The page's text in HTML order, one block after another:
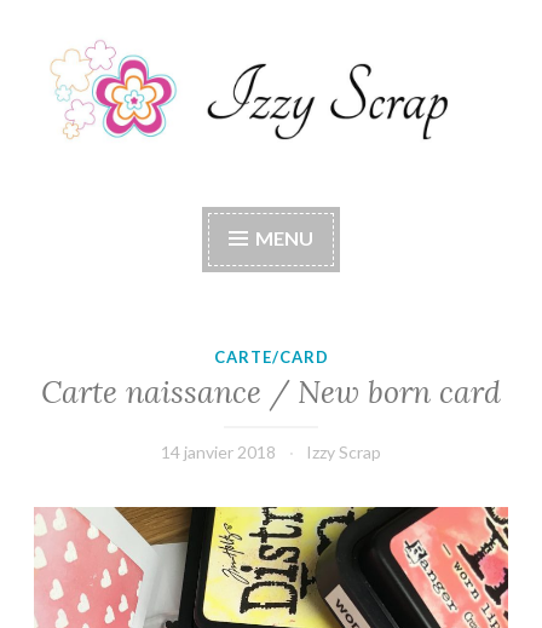
Accéder
au
contenu
principal
Izzy Scrap
MENU
CARTE/CARD
Carte naissance / New born card
14 janvier 2018 Izzy Scrap